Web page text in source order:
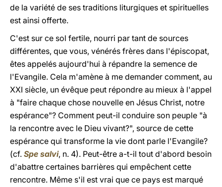
de la variété de ses traditions liturgiques et spirituelles
est ainsi offerte.
C'est sur ce sol fertile, nourri par tant de sources
différentes, que vous, vénérés frères dans l'épiscopat,
êtes appelés aujourd'hui à répandre la semence de
l'Evangile. Cela m'amène à me demander comment, au
XXI siècle, un évêque peut répondre au mieux à l'appel
à "faire chaque chose nouvelle en Jésus Christ, notre
espérance"? Comment peut-il conduire son peuple "à
la rencontre avec le Dieu vivant?", source de cette
espérance qui transforme la vie dont parle l'Evangile?
(cf. Spe salvi, n. 4). Peut-être a-t-il tout d'abord besoin
d'abattre certaines barrières qui empêchent cette
rencontre. Même s'il est vrai que ce pays est marqué